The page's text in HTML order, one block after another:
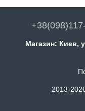
Магазин: Киев,
2013-